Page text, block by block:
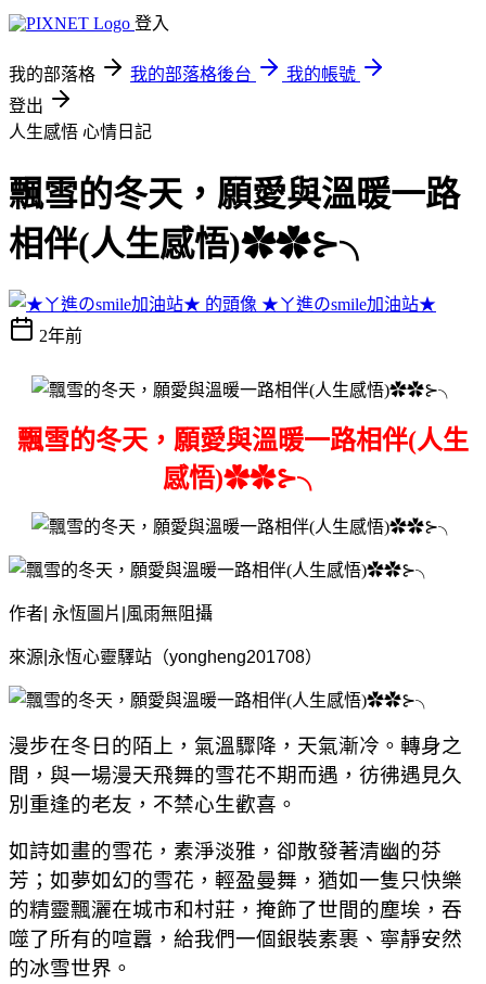
登入
我的部落格 我的部落格後台
我的帳號
登出
人生感悟 心情日記
飄雪的冬天，願愛與溫暖一路
相伴(人生感悟)✿✿⊱╮
★ㄚ進のsmile加油站★
2年前
飄雪的冬天，願愛與溫暖一路相伴(人生
感悟)✿✿⊱╮
作者 永恆圖片 風雨無阻攝
來源 永恆心靈驛站（yongheng201708）
漫步在冬日的陌上，氣溫驟降，天氣漸冷。轉身之
間，與一場漫天飛舞的雪花不期而遇，彷彿遇見久
別重逢的老友，不禁心生歡喜。
如詩如畫的雪花，素淨淡雅，卻散發著清幽的芬
芳；如夢如幻的雪花，輕盈曼舞，猶如一隻只快樂
的精靈飄灑在城市和村莊，掩飾了世間的塵埃，吞
噬了所有的喧囂，給我們一個銀裝素裹、寧靜安然
的冰雪世界。